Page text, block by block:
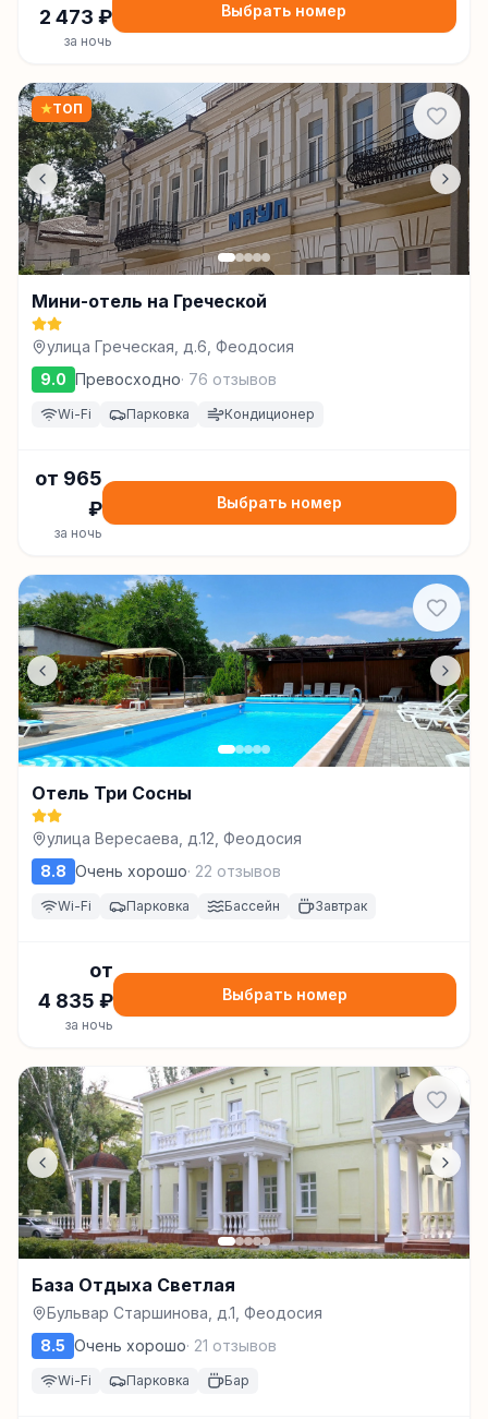
2 473 ₽
за ночь
Выбрать номер
★ТОП
Мини-отель на Греческой
улица Греческая, д.6, Феодосия
9.0 Превосходно· 76 отзывов
Wi-Fi Парковка Кондиционер
от 965
₽
за ночь
Выбрать номер
Отель Три Сосны
улица Вересаева, д.12, Феодосия
8.8 Очень хорошо· 22 отзывов
Wi-Fi Парковка Бассейн Завтрак
от
4 835 ₽
за ночь
Выбрать номер
База Отдыха Светлая
Бульвар Старшинова, д.1, Феодосия
8.5 Очень хорошо· 21 отзывов
Wi-Fi Парковка Бар